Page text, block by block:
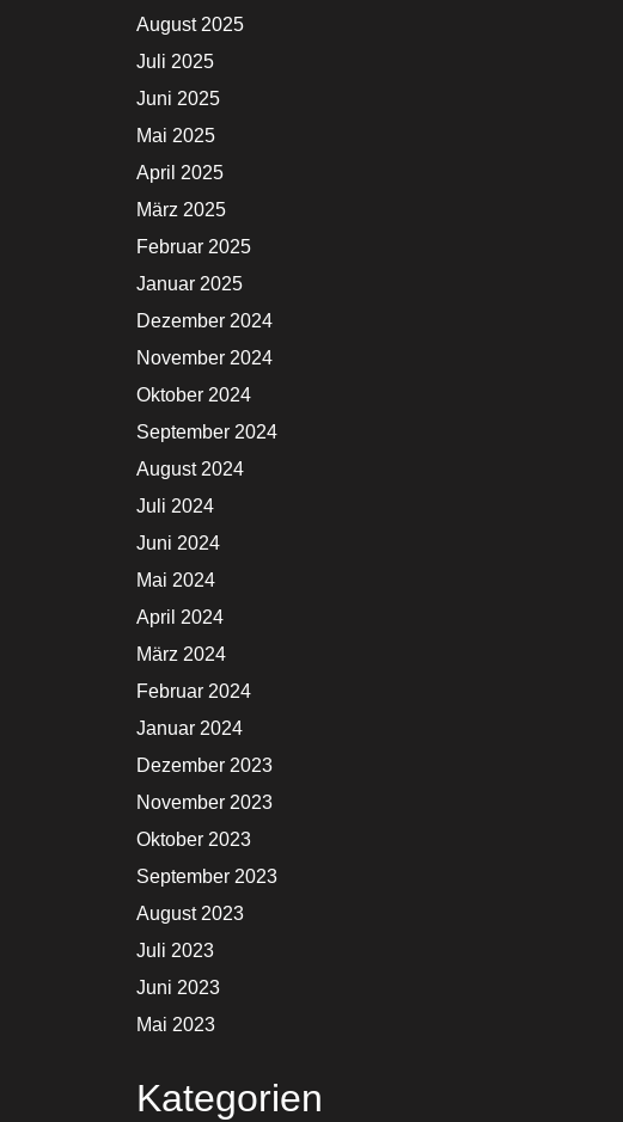
August 2025
Juli 2025
Juni 2025
Mai 2025
April 2025
März 2025
Februar 2025
Januar 2025
Dezember 2024
November 2024
Oktober 2024
September 2024
August 2024
Juli 2024
Juni 2024
Mai 2024
April 2024
März 2024
Februar 2024
Januar 2024
Dezember 2023
November 2023
Oktober 2023
September 2023
August 2023
Juli 2023
Juni 2023
Mai 2023
Kategorien